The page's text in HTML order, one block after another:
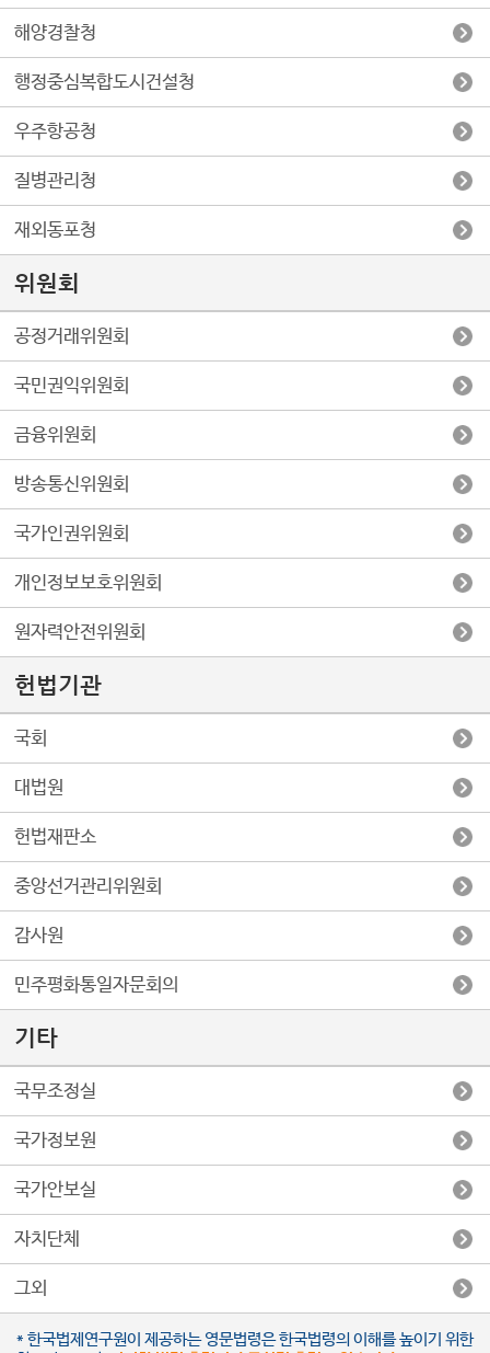
해양경찰청
행정중심복합도시건설청
우주항공청
질병관리청
재외동포청
위원회
공정거래위원회
국민권익위원회
금융위원회
방송통신위원회
국가인권위원회
개인정보보호위원회
원자력안전위원회
헌법기관
국회
대법원
헌법재판소
중앙선거관리위원회
감사원
민주평화통일자문회의
기타
국무조정실
국가정보원
국가안보실
자치단체
그외
* 한국법제연구원이 제공하는 영문법령은 한국법령의 이해를 높이기 위한